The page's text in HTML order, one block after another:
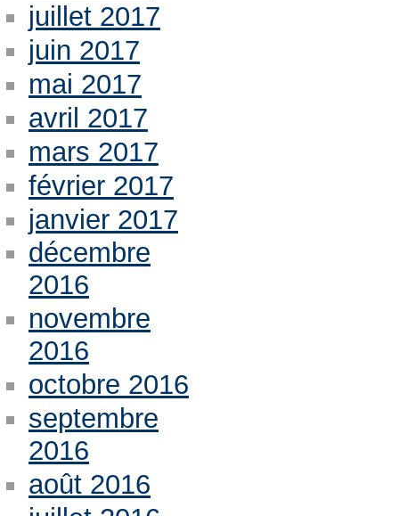
juillet 2017
juin 2017
mai 2017
avril 2017
mars 2017
février 2017
janvier 2017
décembre
2016
novembre
2016
octobre 2016
septembre
2016
août 2016